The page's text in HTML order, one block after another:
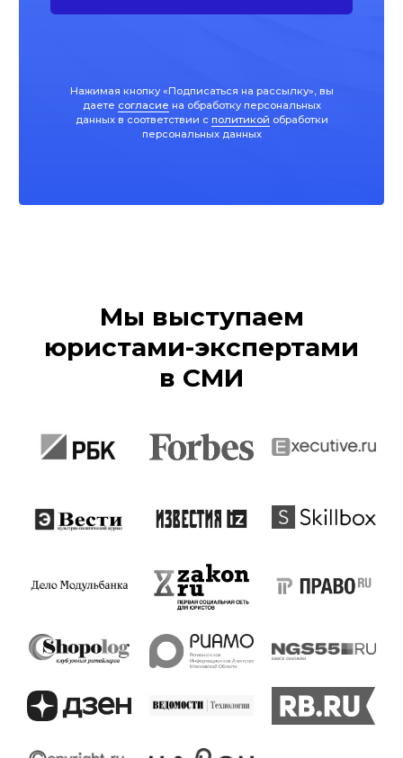
Мы выступаем
юристами-экспертами
в СМИ